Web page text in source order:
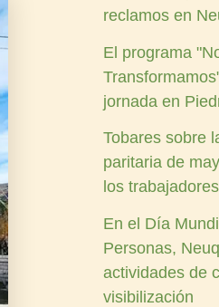
reclamos en
El programa
jornada en
Tobares sobre
paritaria de
los
En el Día
Personas,
actividades de
visibilización